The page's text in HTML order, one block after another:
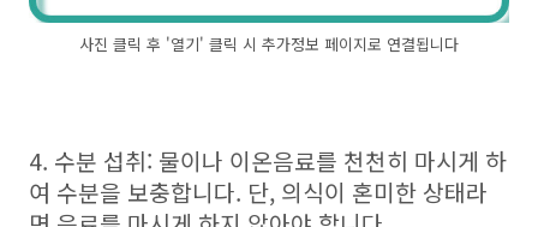
사진 클릭 후 '열기' 클릭 시 추가정보 페이지로 연결됩니다
4. 수분 섭취: 물이나 이온음료를 천천히 마시게 하
여 수분을 보충합니다. 단, 의식이 혼미한 상태라